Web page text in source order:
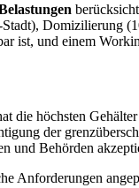
Domizilierung
ist, und einem
die höchsten
der
und Behörden
Anforderungen